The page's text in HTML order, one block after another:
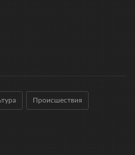
Происшествия